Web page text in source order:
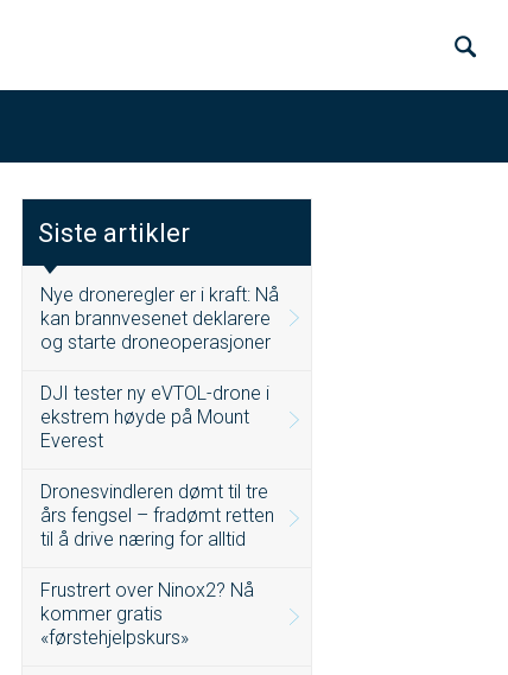
Siste artikler
Nye droneregler er i kraft: Nå
kan brannvesenet deklarere
og starte droneoperasjoner
DJI tester ny eVTOL-drone i
ekstrem høyde på Mount
Everest
Dronesvindleren dømt til tre
års fengsel – fradømt retten
til å drive næring for alltid
Frustrert over Ninox2? Nå
kommer gratis
«førstehjelpskurs»